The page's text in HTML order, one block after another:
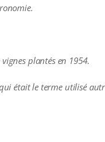
plantés en 1954.
était le terme utilisé